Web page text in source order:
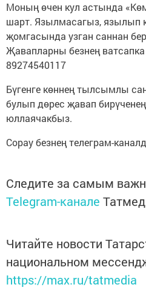
Моның өчен кул астында
шарт. Язылмасагыз, язылып
җомгасында узган саннан
Җавапларны безнең
89274540117
Бүгенге көннең тылсымлы
булып дөрес җавап
юллаячакбыз.
Сорау безнең телеграм-
Следите за самым
Telegram-канале
Читайте новости
национальном
https://max.ru/tatmedia